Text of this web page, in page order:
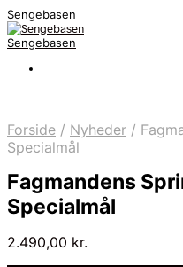
Sengebasen
Sengebasen
Forside / Nyheder /
Specialmål
Fagmandens
Specialmål
2.490,00 kr.